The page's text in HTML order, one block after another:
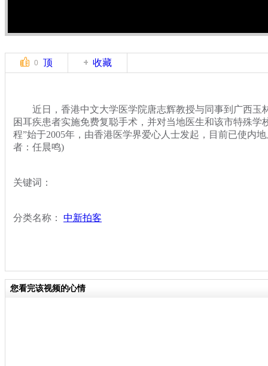
0 顶 收藏
近日，香港中文大学医学院唐志辉教授与同事到广西玉
困耳疾患者实施免费复聪手术，并对当地医生和该市特殊学
程”始于2005年，由香港医学界爱心人士发起，目前已使内
者：任晨鸣)
关键词：
分类名称： 中新拍客
您看完该视频的心情